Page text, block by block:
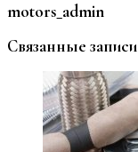
motors_admin
Связанные записи